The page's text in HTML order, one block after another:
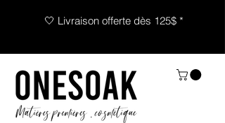
🤍 Livraison offerte dès 125$ *